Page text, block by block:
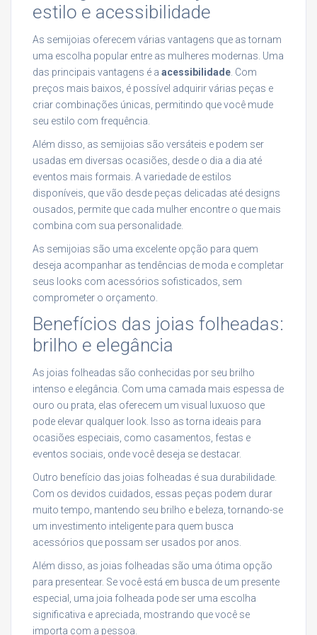
estilo e acessibilidade
As semijoias oferecem várias vantagens que as tornam
uma escolha popular entre as mulheres modernas. Uma
das principais vantagens é a acessibilidade. Com
preços mais baixos, é possível adquirir várias peças e
criar combinações únicas, permitindo que você mude
seu estilo com frequência.
Além disso, as semijoias são versáteis e podem ser
usadas em diversas ocasiões, desde o dia a dia até
eventos mais formais. A variedade de estilos
disponíveis, que vão desde peças delicadas até designs
ousados, permite que cada mulher encontre o que mais
combina com sua personalidade.
As semijoias são uma excelente opção para quem
deseja acompanhar as tendências de moda e completar
seus looks com acessórios sofisticados, sem
comprometer o orçamento.
Benefícios das joias folheadas:
brilho e elegância
As joias folheadas são conhecidas por seu brilho
intenso e elegância. Com uma camada mais espessa de
ouro ou prata, elas oferecem um visual luxuoso que
pode elevar qualquer look. Isso as torna ideais para
ocasiões especiais, como casamentos, festas e
eventos sociais, onde você deseja se destacar.
Outro benefício das joias folheadas é sua durabilidade.
Com os devidos cuidados, essas peças podem durar
muito tempo, mantendo seu brilho e beleza, tornando-se
um investimento inteligente para quem busca
acessórios que possam ser usados por anos.
Além disso, as joias folheadas são uma ótima opção
para presentear. Se você está em busca de um presente
especial, uma joia folheada pode ser uma escolha
significativa e apreciada, mostrando que você se
importa com a pessoa.